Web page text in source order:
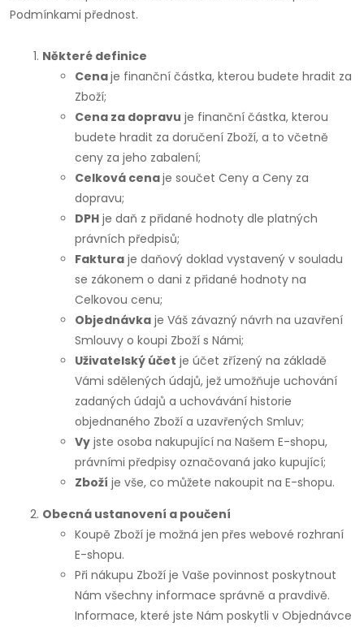
Podmínkami přednost.
Některé definice
Cenaje finanční částka, kterou budete hradit za
Zboží;
Cena za dopravu je finanční částka, kterou
budete hradit za doručení Zboží, a to včetně
ceny za jeho zabalení;
Celková cenaje součet Ceny a Ceny za
dopravu;
DPH je daň z přidané hodnoty dle platných
právních předpisů;
Faktura je daňový doklad vystavený v souladu
se zákonem o dani z přidané hodnoty na
Celkovou cenu;
Objednávka je Váš závazný návrh na uzavření
Smlouvy o koupi Zboží s Námi;
Uživatelský účet je účet zřízený na základě
Vámi sdělených údajů, jež umožňuje uchování
zadaných údajů a uchovávání historie
objednaného Zboží a uzavřených Smluv;
Vy jste osoba nakupující na Našem E-shopu,
právními předpisy označovaná jako kupující;
Zboží je vše, co můžete nakoupit na E-shopu.
Obecná ustanovení a poučení
Koupě Zboží je možná jen přes webové rozhraní
E-shopu.
Při nákupu Zboží je Vaše povinnost poskytnout
Nám všechny informace správně a pravdivě.
Informace, které jste Nám poskytli v Objednávce